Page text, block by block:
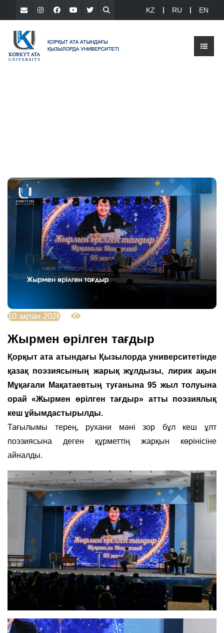
KZ RU EN
10 ақпан 2026
Жырмен өрілген тағдыр
Қорқыт ата атындағы Қызылорда университетінде
қазақ поэзиясының жарық жұлдызы, лирик ақын
Мұқағали Мақатаевтың туғанына 95 жыл толуына
орай «Жырмен өрілген тағдыр» атты поэзиялық
кеш ұйымдастырылды.
Тағылымы терең, рухани мәні зор бұл кеш ұлт
поэзиясына деген құрметтің жарқын көрінісіне
айналды.